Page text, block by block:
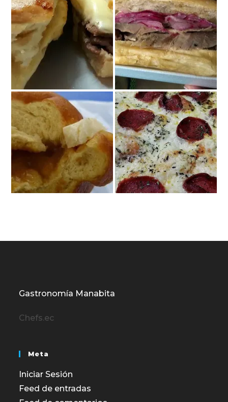
Gastronomía Manabita
Chefs.ec
Meta
Iniciar Sesión
Feed de entradas